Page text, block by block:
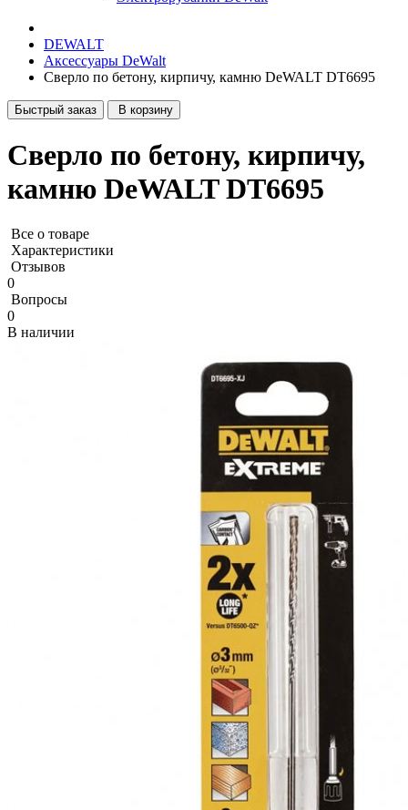
DEWALT
Аксессуары DeWalt
Сверло по бетону, кирпичу, камню DeWALT DT6695
Быстрый заказ В корзину
Сверло по бетону, кирпичу,
камню DeWALT DT6695
Все о товаре
Характеристики
Отзывов
0
Вопросы
0
В наличии